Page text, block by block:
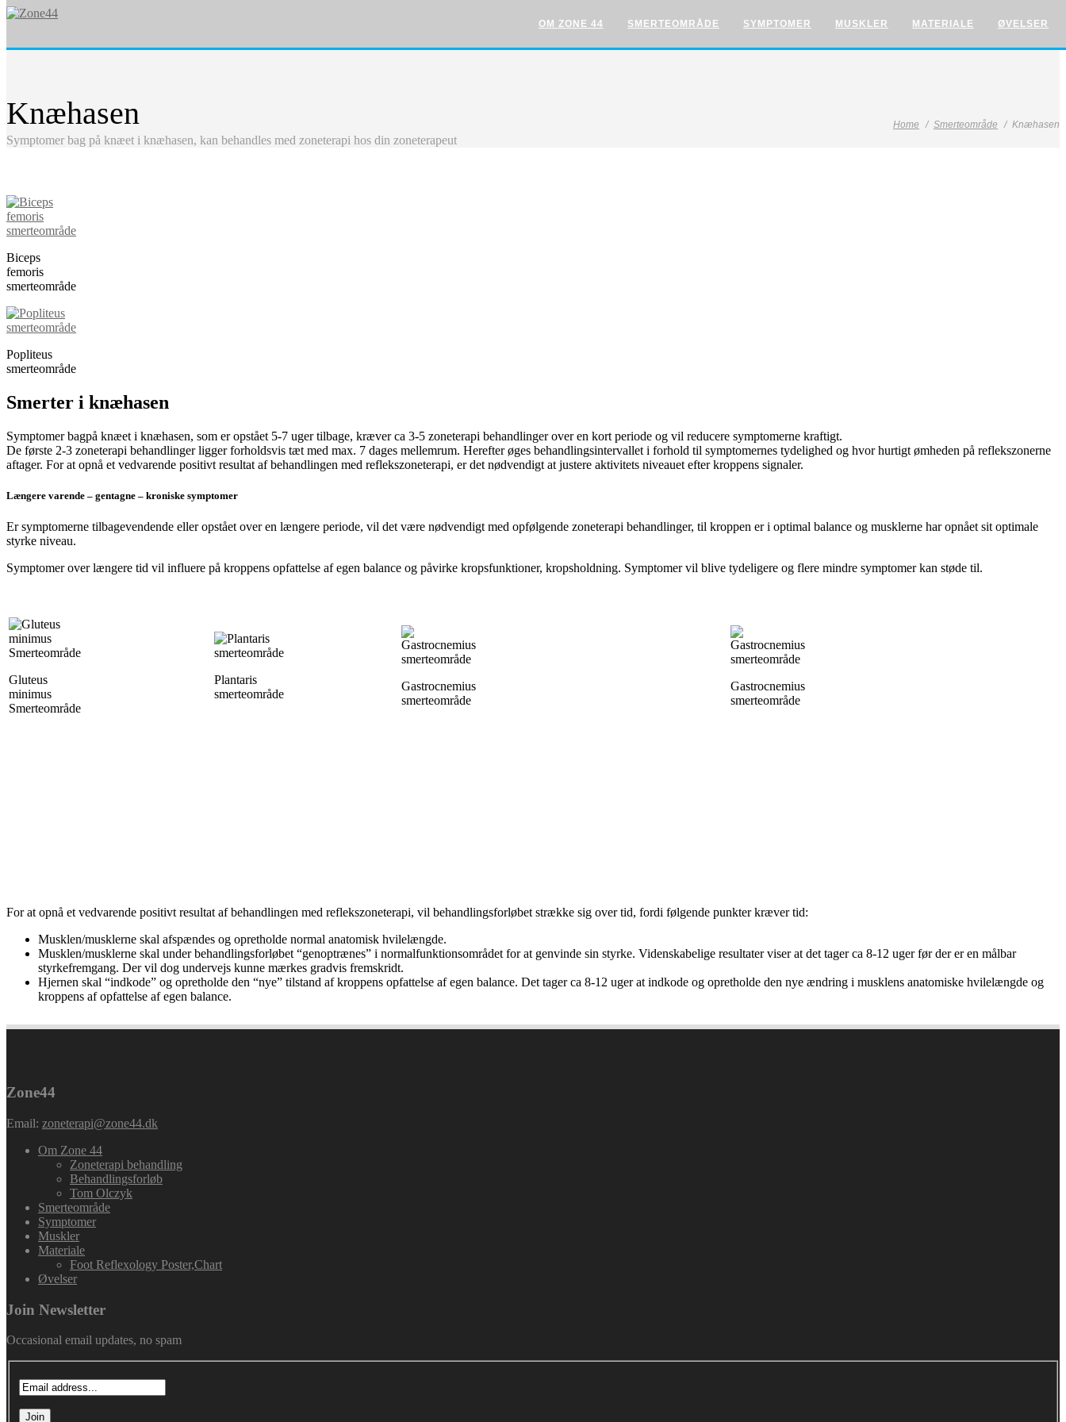
OM ZONE 44 SMERTEOMRÅDE SYMPTOMER MUSKLER MATERIALE ØVELSER
Knæhasen
Symptomer bag på knæet i knæhasen, kan behandles med zoneterapi hos din zoneterapeut
Home Smerteområde Knæhasen
Biceps
femoris
smerteområde
Popliteus
smerteområde
Smerter i knæhasen
Symptomer bagpå knæet i knæhasen, som er opstået 5-7 uger tilbage, kræver ca 3-5 zoneterapi behandlinger over en kort periode og vil reducere symptomerne kraftigt.
De første 2-3 zoneterapi behandlinger ligger forholdsvis tæt med max. 7 dages mellemrum. Herefter øges behandlingsintervallet i forhold til symptomernes tydelighed og hvor hurtigt ømheden på reflekszonerne
aftager. For at opnå et vedvarende positivt resultat af behandlingen med reflekszoneterapi, er det nødvendigt at justere aktivitets niveauet efter kroppens signaler.
Længere varende – gentagne – kroniske symptomer
Er symptomerne tilbagevendende eller opstået over en længere periode, vil det være nødvendigt med opfølgende zoneterapi behandlinger, til kroppen er i optimal balance og musklerne har opnået sit optimale
styrke niveau.
Symptomer over længere tid vil influere på kroppens opfattelse af egen balance og påvirke kropsfunktioner, kropsholdning. Symptomer vil blive tydeligere og flere mindre symptomer kan støde til.
Gluteus
minimus
Smerteområde
Plantaris
smerteområde
Gastrocnemius
smerteområde
Gastrocnemius
smerteområde
For at opnå et vedvarende positivt resultat af behandlingen med reflekszoneterapi, vil behandlingsforløbet strække sig over tid, fordi følgende punkter kræver tid:
Musklen/musklerne skal afspændes og opretholde normal anatomisk hvilelængde.
Musklen/musklerne skal under behandlingsforløbet “genoptrænes” i normalfunktionsområdet for at genvinde sin styrke. Videnskabelige resultater viser at det tager ca 8-12 uger før der er en målbar
styrkefremgang. Der vil dog undervejs kunne mærkes gradvis fremskridt.
Hjernen skal “indkode” og opretholde den “nye” tilstand af kroppens opfattelse af egen balance. Det tager ca 8-12 uger at indkode og opretholde den nye ændring i musklens anatomiske hvilelængde og
kroppens af opfattelse af egen balance.
Zone44
Email: zoneterapi@zone44.dk
Om Zone 44
Zoneterapi behandling
Behandlingsforløb
Tom Olczyk
Smerteområde
Symptomer
Muskler
Materiale
Foot Reflexology Poster,Chart
Øvelser
Join Newsletter
Occasional email updates, no spam